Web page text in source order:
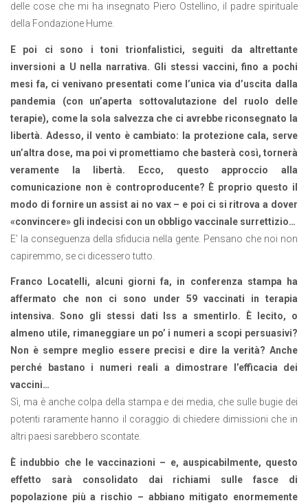
delle cose che mi ha insegnato Piero Ostellino, il padre spirituale
della Fondazione Hume.
E poi ci sono i toni trionfalistici, seguiti da altrettante
inversioni a U nella narrativa. Gli stessi vaccini, fino a pochi
mesi fa, ci venivano presentati come l’unica via d’uscita dalla
pandemia (con un’aperta sottovalutazione del ruolo delle
terapie), come la sola salvezza che ci avrebbe riconsegnato la
libertà. Adesso, il vento è cambiato: la protezione cala, serve
un’altra dose, ma poi vi promettiamo che basterà così, tornerà
veramente la libertà. Ecco, questo approccio alla
comunicazione non è controproducente? È proprio questo il
modo di fornire un assist ai no vax – e poi ci si ritrova a dover
«convincere» gli indecisi con un obbligo vaccinale surrettizio…
E’ la conseguenza della sfiducia nella gente. Pensano che noi non
capiremmo, se ci dicessero tutto.
Franco Locatelli, alcuni giorni fa, in conferenza stampa ha
affermato che non ci sono under 59 vaccinati in terapia
intensiva. Sono gli stessi dati Iss a smentirlo. È lecito, o
almeno utile, rimaneggiare un po’ i numeri a scopi persuasivi?
Non è sempre meglio essere precisi e dire la verità? Anche
perché bastano i numeri reali a dimostrare l’efficacia dei
vaccini…
Sì, ma è anche colpa della stampa e dei media, che sulle bugie dei
potenti raramente hanno il coraggio di chiedere dimissioni che in
altri paesi sarebbero scontate.
È indubbio che le vaccinazioni – e, auspicabilmente, questo
effetto sarà consolidato dai richiami sulle fasce di
popolazione più a rischio – abbiano mitigato enormemente